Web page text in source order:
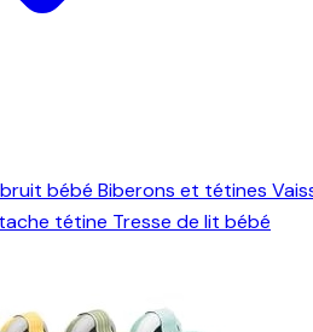
bébé Biberons et tétines
tétine Tresse de lit bébé